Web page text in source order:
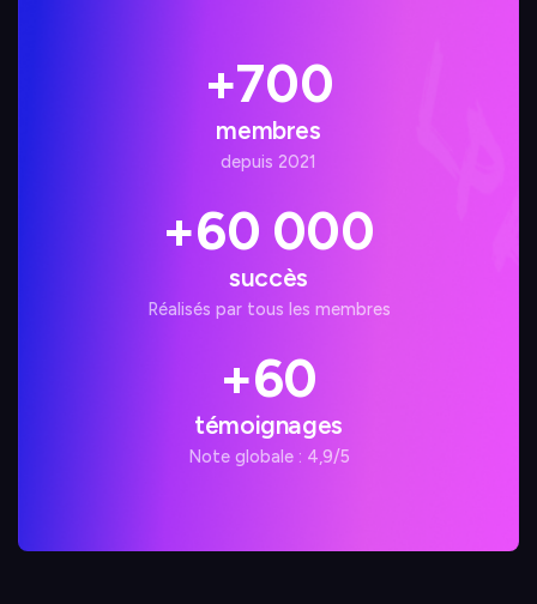
+700
membres
depuis 2021
+60 000
succès
Réalisés par tous les membres
+60
témoignages
Note globale : 4,9/5